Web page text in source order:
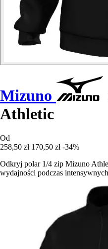
Mizuno
Athletic
Od
258,50 zł 170,50 zł -34%
Odkryj polar 1/4 zip Mizuno
wydajności podczas